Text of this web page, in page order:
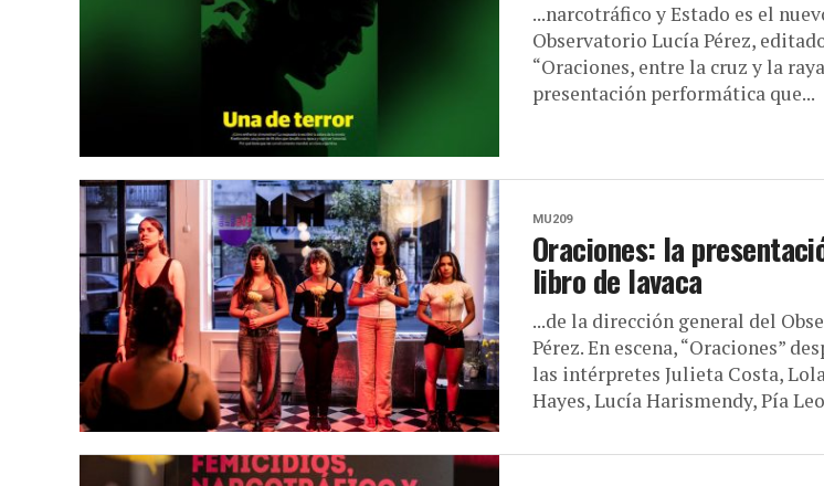
...narcotráfico y Estado es el
Observatorio Lucía Pérez,
“Oraciones, entre la cruz y la
presentación performática que...
MU209
Oraciones: la
libro de lavaca
...de la dirección general del
Pérez. En escena, “Oraciones”
las intérpretes Julieta Costa,
Hayes, Lucía Harismendy, Pía